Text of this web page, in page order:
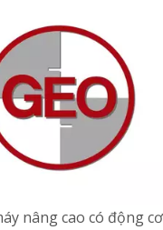
Chân máy thang máy của nhà thầu (2,4m)